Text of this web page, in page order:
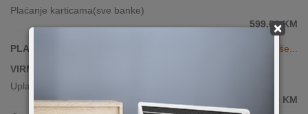
×
Plaćanje karticama(sve banke)
599,00KM
PLAĆANJE KARTICAMA DO 24 RATE
Vidi više...
VIRMANSKO PLAĆANJE
Uplata po predračunu putem banke
KM